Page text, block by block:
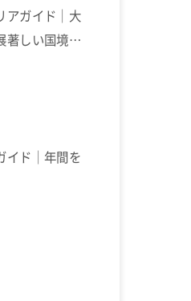
アガイド｜大
著しい国境の
イド｜年間を